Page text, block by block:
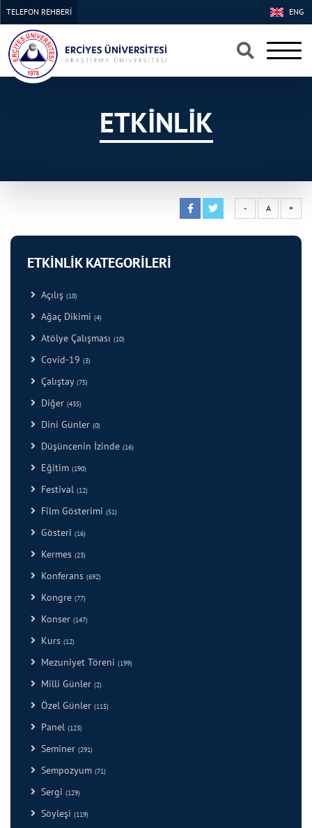
×
×
ENG
TELEFON REHBERİ
ETKİNLİK
- A +
ETKİNLİK KATEGORİLERİ
Açılış (18)
Ağaç Dikimi (4)
Atölye Çalışması (10)
Covid-19 (3)
Çalıştay (75)
Diğer (435)
Dini Günler (0)
Düşüncenin İzinde (16)
Eğitim (190)
Festival (12)
Film Gösterimi (51)
Gösteri (16)
Kermes (23)
Konferans (692)
Kongre (77)
Konser (147)
Kurs (12)
Mezuniyet Töreni (199)
Milli Günler (2)
Özel Günler (115)
Panel (123)
Seminer (291)
Sempozyum (71)
Sergi (129)
Söyleşi (119)